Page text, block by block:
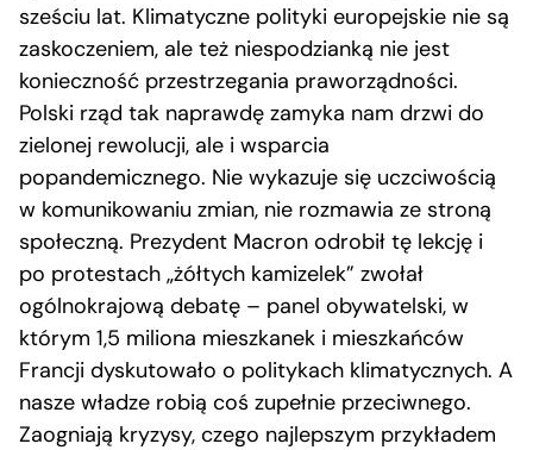
sześciu lat. Klimatyczne polityki europejskie nie są
zaskoczeniem, ale też niespodzianką nie jest
konieczność przestrzegania praworządności.
Polski rząd tak naprawdę zamyka nam drzwi do
zielonej rewolucji, ale i wsparcia
popandemicznego. Nie wykazuje się uczciwością
w komunikowaniu zmian, nie rozmawia ze stroną
społeczną. Prezydent Macron odrobił tę lekcję i
po protestach „żółtych kamizelek” zwołał
ogólnokrajową debatę – panel obywatelski, w
którym 1,5 miliona mieszkanek i mieszkańców
Francji dyskutowało o politykach klimatycznych. A
nasze władze robią coś zupełnie przeciwnego.
Zaogniają kryzysy, czego najlepszym przykładem